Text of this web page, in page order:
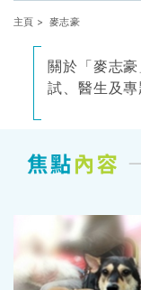
主頁 > 麥志豪
關於「麥志
試、醫生及